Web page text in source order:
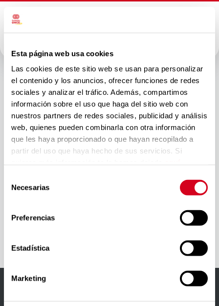
Esta página web usa cookies
Las cookies de este sitio web se usan para personalizar
el contenido y los anuncios, ofrecer funciones de redes
sociales y analizar el tráfico. Además, compartimos
información sobre el uso que haga del sitio web con
nuestros partners de redes sociales, publicidad y análisis
web, quienes pueden combinarla con otra información
que les haya proporcionado o que hayan recopilado a
partir del uso que haya hecho de sus servicios. Si
Necesarias
Preferencias
Estadística
Marketing
Fundación
ONCE
presenta el
Foro Inserta
Empleo
Público en el
Congreso de
los Diputados